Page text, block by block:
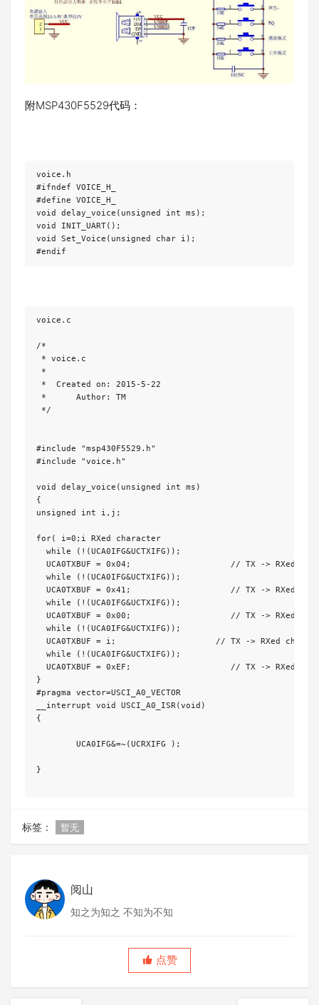
附MSP430F5529代码：
voice.h
#ifndef VOICE_H_
#define VOICE_H_
void delay_voice(unsigned int ms);
void INIT_UART();
void Set_Voice(unsigned char i);
voice.c
/*
* voice.c
*
*  Created on: 2015-5-22
*      Author: TM
*/
#include "msp430F5529.h"
#include "voice.h"
void delay_voice(unsigned int ms)
{
unsigned int i,j;
for( i=0;i RXed character
  while (!(UCA0IFG&UCTXIFG));
UCA0TXBUF = 0x04;                    // TX -> RXed
  while (!(UCA0IFG&UCTXIFG));
UCA0TXBUF = 0x41;                    // TX -> RXed
  while (!(UCA0IFG&UCTXIFG));
UCA0TXBUF = 0x00;                    // TX -> RXed
  while (!(UCA0IFG&UCTXIFG));
UCA0TXBUF = i;                    // TX -> RXed
  while (!(UCA0IFG&UCTXIFG));
UCA0TXBUF = 0xEF;                    // TX -> RXed
}
#pragma vector=USCI_A0_VECTOR
__interrupt void USCI_A0_ISR(void)
{
}
标签： 暂无
阅山
知之为知之 不知为不知
点赞